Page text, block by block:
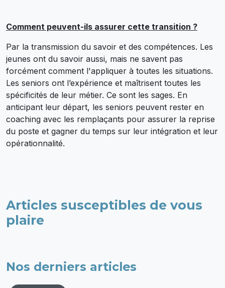
Comment peuvent-ils assurer cette transition ?
Par la transmission du savoir et des compétences. Les
jeunes ont du savoir aussi, mais ne savent pas
forcément comment l'appliquer à toutes les situations.
Les seniors ont l’expérience et maîtrisent toutes les
spécificités de leur métier. Ce sont les sages. En
anticipant leur départ, les seniors peuvent rester en
coaching avec les remplaçants pour assurer la reprise
du poste et gagner du temps sur leur intégration et leur
opérationnalité.
Articles susceptibles de vous
plaire
Nos derniers articles